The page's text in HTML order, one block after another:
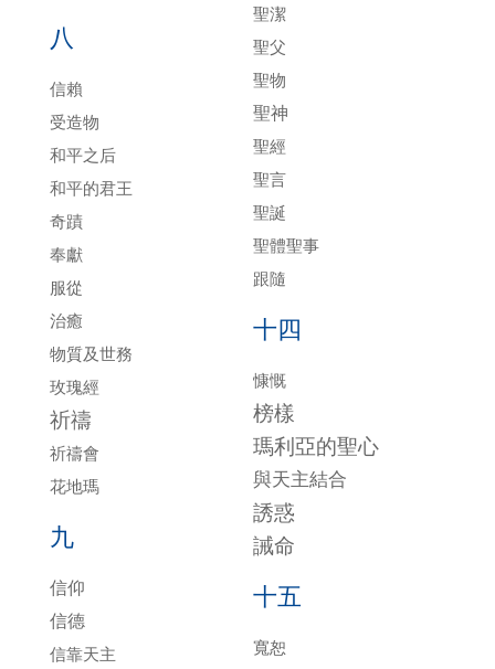
八
信賴
受造物
和平之后
和平的君王
奇蹟
奉獻
服從
治癒
物質及世務
玫瑰經
祈禱
祈禱會
花地瑪
九
信仰
信德
信靠天主
聖潔
聖父
聖物
聖神
聖經
聖言
聖誕
聖體聖事
跟隨
十四
慷慨
榜樣
瑪利亞的聖心
與天主結合
誘惑
誡命
十五
寬恕